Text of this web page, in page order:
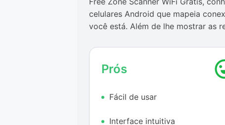
celulares Android que mapeia
você está. Além de lhe mostrar as
que estejam protegidos por senha
que também eles possam aceder a
Ao contrário do que muitos podem
intuito de sair invadindo todas as
Prós
Fácil de usar
Interface intuitiva